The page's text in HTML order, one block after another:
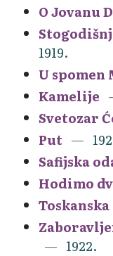
O Jovanu
1919.
U
Kamelije
Svetozar
Put
Safijska
Hodimo
1922.